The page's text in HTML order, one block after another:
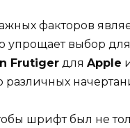
факторов
упрощает выбор
Frutiger для Apple
шрифт был не